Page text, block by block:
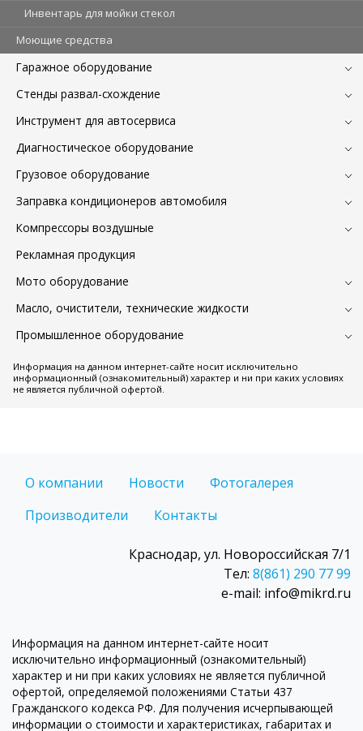
Инвентарь для мойки стекол
Моющие средства
Гаражное оборудование
Стенды развал-схождение
Инструмент для автосервиса
Диагностическое оборудование
Грузовое оборудование
Заправка кондиционеров автомобиля
Компрессоры воздушные
Рекламная продукция
Мото оборудование
Масло, очистители, технические жидкости
Промышленное оборудование
Информация на данном интернет-сайте носит исключительно
информационный (ознакомительный) характер и ни при каких условиях
не является публичной офертой.
О компании Новости
Фотогалерея
Производители
Контакты
Краснодар, ул. Новороссийская 7/1
Тел: 8(861) 290 77 99
e-mail: info@mikrd.ru
Информация на данном интернет-сайте носит
исключительно информационный (ознакомительный)
характер и ни при каких условиях не является публичной
офертой, определяемой положениями Статьи 437
Гражданского кодекса РФ. Для получения исчерпывающей
информации о стоимости и характеристиках, габаритах и